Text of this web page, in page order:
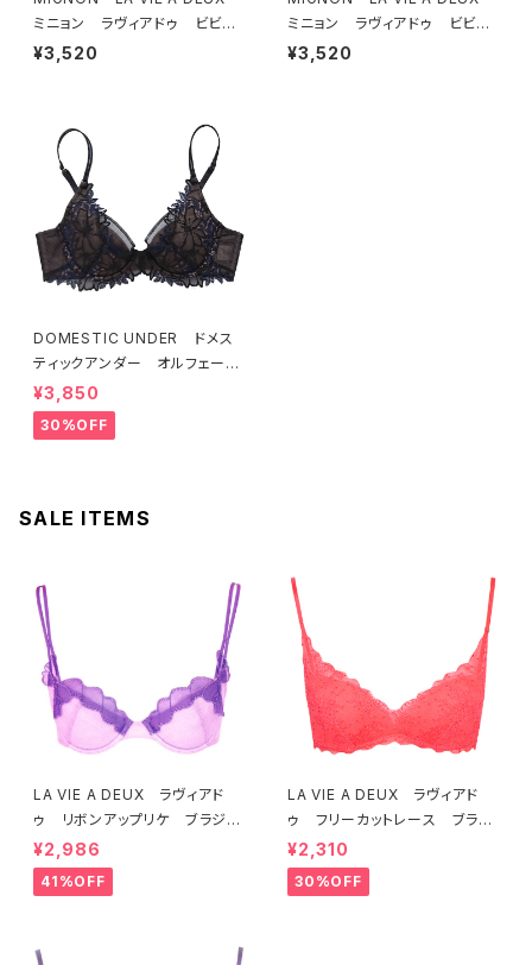
ミニョン ラヴィアドゥ ビビア
ーナ ブラジャー（ピーチ）M20
¥3,520
ミニョン ラヴィアドゥ ビビア
ーナ ブラジャー（ヴィオレッタ）
¥3,520
DOMESTIC UNDER ドメス
ティックアンダー オルフェーヴ
ル ブラジャー（ブラック）D225
4 送料無料
¥3,850
30%OFF
SALE ITEMS
LA VIE A DEUX ラヴィアド
ゥ リボンアップリケ ブラジャ
ー（ラベンダー） 22293 SA
LE セール 送料無料
¥2,986
41%OFF
LA VIE A DEUX ラヴィアド
ゥ フリーカットレース ブラレ
ット ソフトブラ（トマトレッド）2
2457 SALE 送料無料
¥2,310
30%OFF